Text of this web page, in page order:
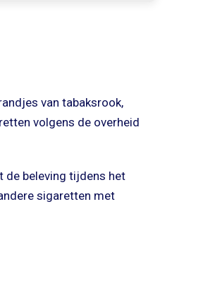
van tabaksrook,
volgens de overheid
de beleving tijdens het
sigaretten met